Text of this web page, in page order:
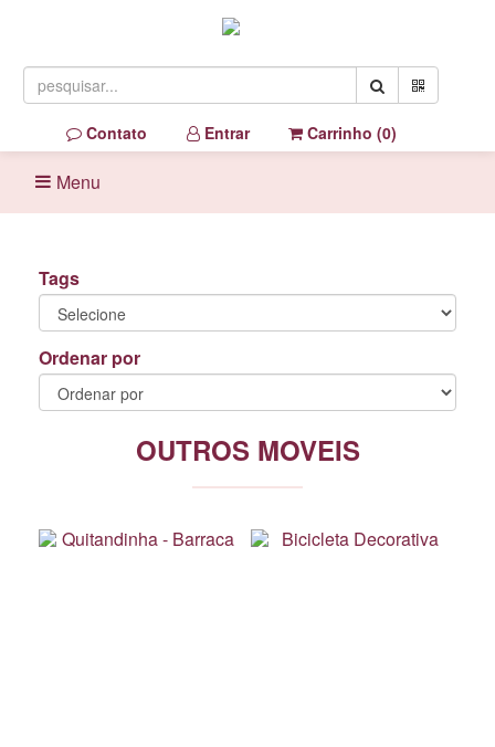
Contato Entrar Carrinho (0)
Menu
Tags
Ordenar por
OUTROS MOVEIS